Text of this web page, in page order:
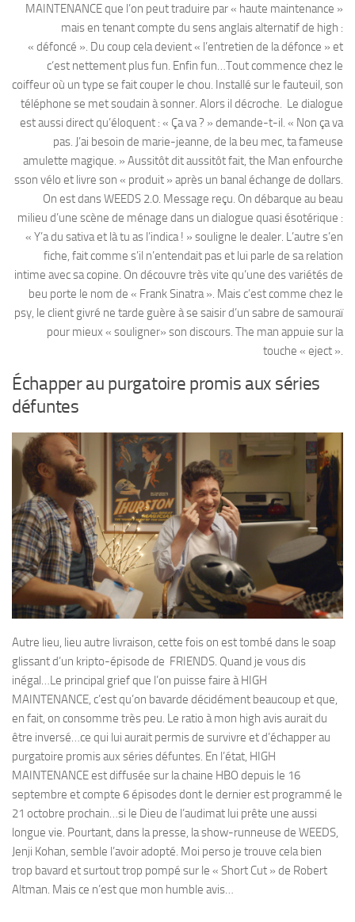
MAINTENANCE que l’on peut traduire par « haute maintenance »
mais en tenant compte du sens anglais alternatif de high :
« défoncé ». Du coup cela devient « l’entretien de la défonce » et
c‘est nettement plus fun. Enfin fun…Tout commence chez le
coiffeur où un type se fait couper le chou. Installé sur le fauteuil, son
téléphone se met soudain à sonner. Alors il décroche. Le dialogue
est aussi direct qu’éloquent : « Ça va ? » demande-t-il. « Non ça va
pas. J’ai besoin de marie-jeanne, de la beu mec, ta fameuse
amulette magique. » Aussitôt dit aussitôt fait, the Man enfourche
sson vélo et livre son « produit » après un banal échange de dollars.
On est dans WEEDS 2.0. Message reçu. On débarque au beau
milieu d’une scène de ménage dans un dialogue quasi ésotérique :
« Y’a du sativa et là tu as l’indica ! » souligne le dealer. L’autre s’en
fiche, fait comme s’il n’entendait pas et lui parle de sa relation
intime avec sa copine. On découvre très vite qu’une des variétés de
beu porte le nom de « Frank Sinatra ». Mais c’est comme chez le
psy, le client givré ne tarde guère à se saisir d’un sabre de samouraï
pour mieux « souligner» son discours. The man appuie sur la
touche « eject ».
Échapper au purgatoire promis aux séries
défuntes
Autre lieu, lieu autre livraison, cette fois on est tombé dans le soap
glissant d’un kripto-épisode de FRIENDS. Quand je vous dis
inégal…Le principal grief que l’on puisse faire à HIGH
MAINTENANCE, c’est qu’on bavarde décidément beaucoup et que,
en fait, on consomme très peu. Le ratio à mon high avis aurait du
être inversé…ce qui lui aurait permis de survivre et d’échapper au
purgatoire promis aux séries défuntes. En l’état, HIGH
MAINTENANCE est diffusée sur la chaine HBO depuis le 16
septembre et compte 6 épisodes dont le dernier est programmé le
21 octobre prochain…si le Dieu de l’audimat lui prête une aussi
longue vie. Pourtant, dans la presse, la show-runneuse de WEEDS,
Jenji Kohan, semble l’avoir adopté. Moi perso je trouve cela bien
trop bavard et surtout trop pompé sur le « Short Cut » de Robert
Altman. Mais ce n’est que mon humble avis…